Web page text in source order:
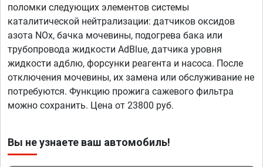
поломки следующих элементов системы
каталитической нейтрализации: датчиков оксидов
азота NOx, бачка мочевины, подогрева бака или
трубопровода жидкости AdBlue, датчика уровня
жидкости адблю, форсунки реагента и насоса. После
отключения мочевины, их замена или обслуживание не
потребуются. Функцию прожига сажевого фильтра
можно сохранить. Цена от 23800 руб.
Вы не узнаете ваш автомобиль!